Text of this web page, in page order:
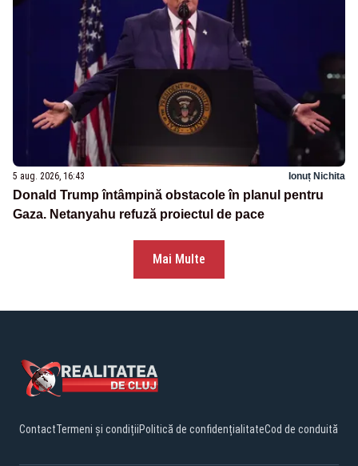
5 aug. 2026, 16:43 Ionuț Nichita
Donald Trump întâmpină obstacole în planul pentru
Gaza. Netanyahu refuză proiectul de pace
Mai Multe
ContactTermeni și condițiiPolitică de confidențialitateCod de conduită